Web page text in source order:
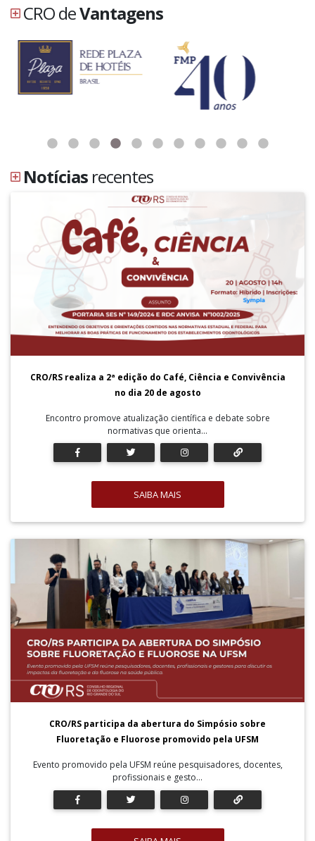
CRO deVantagens
Notícias recentes
CRO/RS realiza a 2ª edição do Café, Ciência e Convivência
no dia 20 de agosto
Encontro promove atualização científica e debate sobre
normativas que orienta...
SAIBA MAIS
CRO/RS participa da abertura do Simpósio sobre
Fluoretação e Fluorose promovido pela UFSM
Evento promovido pela UFSM reúne pesquisadores, docentes,
profissionais e gesto...